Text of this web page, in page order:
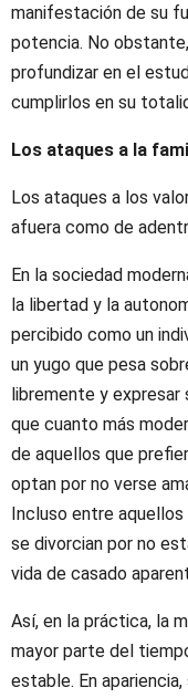
manifestación de su
potencia. No
profundizar en el
cumplirlos en su
Los ataques a la
Los ataques a los
afuera como de
En la sociedad
la libertad y la
percibido como un
un yugo que pesa
libremente y expresar
que cuanto más
de aquellos que
optan por no verse
Incluso entre aquellos
se divorcian por no
vida de casado
Así, en la práctica, la
mayor parte del
estable. En